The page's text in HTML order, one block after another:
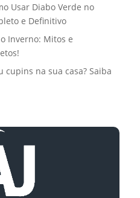
Usar Diabo Verde no
e Definitivo
Inverno: Mitos e
cupins na sua casa? Saiba